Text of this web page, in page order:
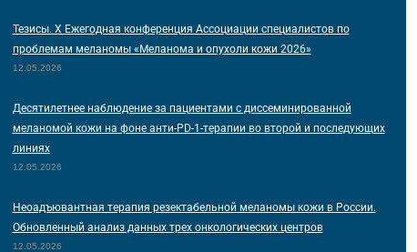
Тезисы. Х Ежегодная конференция Ассоциации специалистов по
проблемам меланомы «Меланома и опухоли кожи 2026»
12.05.2026
Десятилетнее наблюдение за пациентами с диссеминированной
меланомой кожи на фоне анти-PD-1-терапии во второй и последующих
линиях
12.05.2026
Неоадъювантная терапия резектабельной меланомы кожи в России.
Обновленный анализ данных трех онкологических центров
12.05.2026